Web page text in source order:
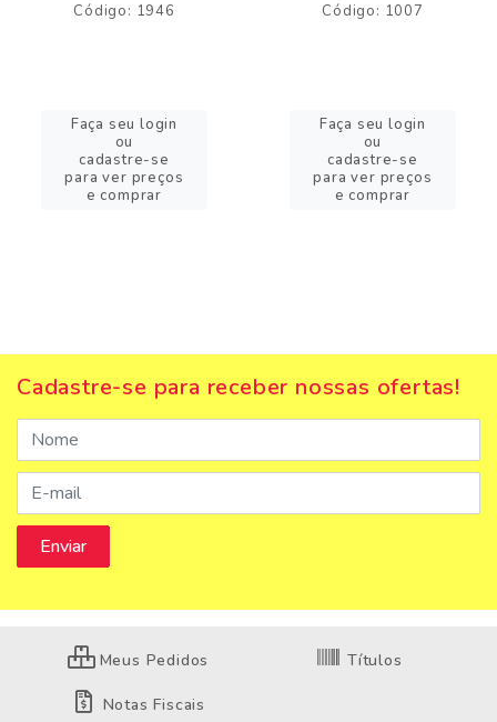
Código: 1946
Faça seu login
ou
cadastre-se
para ver preços
e comprar
Código: 1007
Faça seu login
ou
cadastre-se
para ver preços
e comprar
Cadastre-se para receber nossas ofertas!
Meus Pedidos Títulos
Notas Fiscais